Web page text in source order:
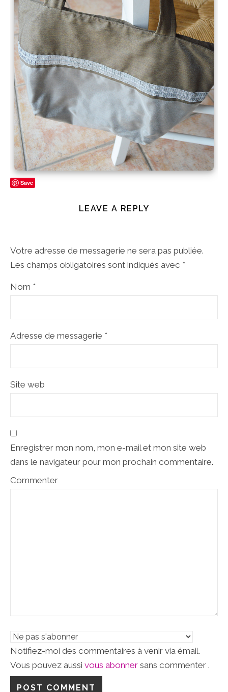
Save
LEAVE A REPLY
Votre adresse de messagerie ne sera pas publiée.
Les champs obligatoires sont indiqués avec *
Nom *
Adresse de messagerie *
Site web
Enregistrer mon nom, mon e-mail et mon site web
dans le navigateur pour mon prochain commentaire.
Commenter
Notifiez-moi des commentaires à venir via émail.
Vous pouvez aussi vous abonner sans commenter .